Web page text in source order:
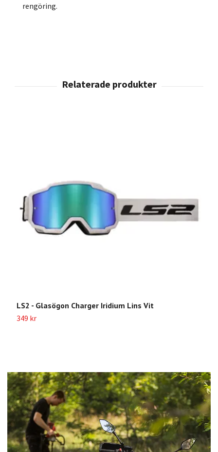
rengöring.
LS2 - Glasögon Charger Iridium Lins Vit
349 kr